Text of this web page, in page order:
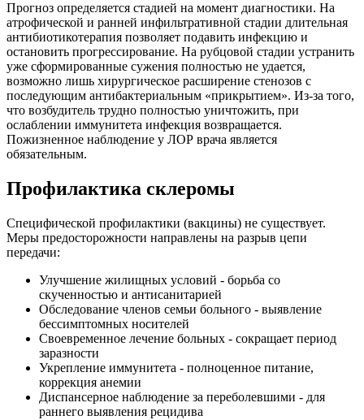
Прогноз определяется стадией на момент диагностики. На
атрофической и ранней инфильтративной стадии длительная
антибиотикотерапия позволяет подавить инфекцию и
остановить прогрессирование. На рубцовой стадии устранить
уже сформированные сужения полностью не удается,
возможно лишь хирургическое расширение стенозов с
последующим антибактериальным «прикрытием». Из-за того,
что возбудитель трудно полностью уничтожить, при
ослаблении иммунитета инфекция возвращается.
Пожизненное наблюдение у ЛОР врача является
обязательным.
Профилактика склеромы
Специфической профилактики (вакцины) не существует.
Меры предосторожности направлены на разрыв цепи
передачи:
Улучшение жилищных условий - борьба со
скученностью и антисанитарией
Обследование членов семьи больного - выявление
бессимптомных носителей
Своевременное лечение больных - сокращает период
заразности
Укрепление иммунитета - полноценное питание,
коррекция анемии
Диспансерное наблюдение за переболевшими - для
раннего выявления рецидива